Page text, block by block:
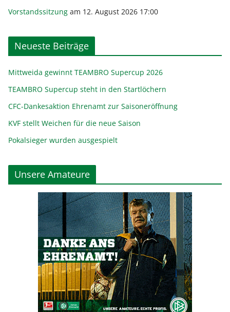
Vorstandssitzung am 12. August 2026 17:00
Neueste Beiträge
Mittweida gewinnt TEAMBRO Supercup 2026
TEAMBRO Supercup steht in den Startlöchern
CFC-Dankesaktion Ehrenamt zur Saisoneröffnung
KVF stellt Weichen für die neue Saison
Pokalsieger wurden ausgespielt
Unsere Amateure